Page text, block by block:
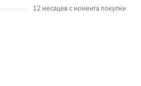
12 месяцев с момента покупки